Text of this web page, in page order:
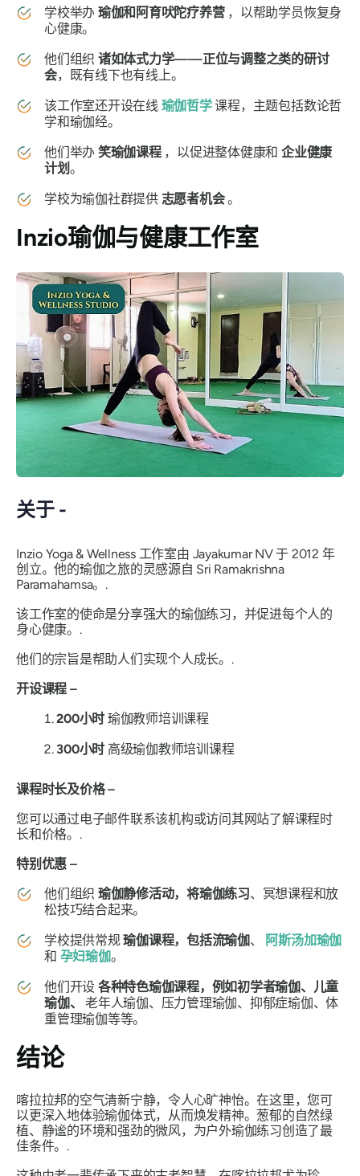
学校举办 瑜伽和阿育吠陀疗养营 ，以帮助学员恢复身
心健康。
他们组织 诸如体式力学——正位与调整之类的研讨
会，既有线下也有线上。
该工作室还开设在线 瑜伽哲学课程，主题包括数论哲
学和瑜伽经。
他们举办 笑瑜伽课程 ，以促进整体健康和 企业健康
计划。
学校为瑜伽社群提供志愿者机会。
Inzio瑜伽与健康工作室
关于 -
Inzio Yoga & Wellness 工作室由 Jayakumar NV 于 2012 年
创立。他的瑜伽之旅的灵感源自 Sri Ramakrishna
Paramahamsa。.
该工作室的使命是分享强大的瑜伽练习，并促进每个人的
身心健康。.
他们的宗旨是帮助人们实现个人成长。.
开设课程 –
200小时 瑜伽教师培训课程
300小时 高级瑜伽教师培训课程
课程时长及价格 –
您可以通过电子邮件联系该机构或访问其网站了解课程时
长和价格。.
特别优惠 –
他们组织 瑜伽静修活动，将瑜伽练习、冥想课程和放
松技巧结合起来。
学校提供常规瑜伽课程，包括流瑜伽、
阿斯汤加瑜伽
和 孕妇瑜伽。
他们开设 各种特色瑜伽课程，例如初学者瑜伽、儿童
瑜伽、老年人瑜伽、压力管理瑜伽、抑郁症瑜伽、体
重管理瑜伽等等。
结论
喀拉拉邦的空气清新宁静，令人心旷神怡。在这里，您可
以更深入地体验瑜伽体式，从而焕发精神。葱郁的自然绿
植、静谧的环境和强劲的微风，为户外瑜伽练习创造了最
佳条件。.